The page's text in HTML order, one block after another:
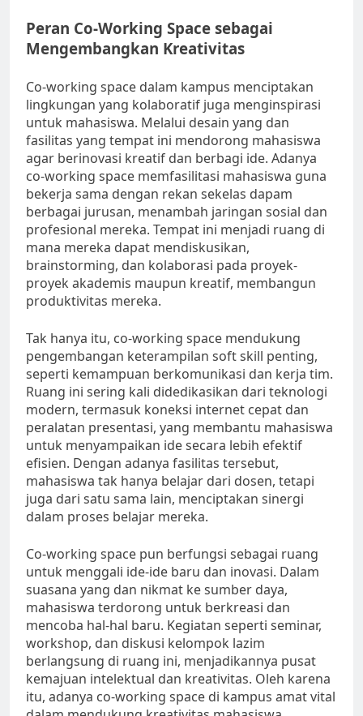
Peran Co-Working Space sebagai
Mengembangkan Kreativitas
Co-working space dalam kampus menciptakan
lingkungan yang kolaboratif juga menginspirasi
untuk mahasiswa. Melalui desain yang dan
fasilitas yang tempat ini mendorong mahasiswa
agar berinovasi kreatif dan berbagi ide. Adanya
co-working space memfasilitasi mahasiswa guna
bekerja sama dengan rekan sekelas dapam
berbagai jurusan, menambah jaringan sosial dan
profesional mereka. Tempat ini menjadi ruang di
mana mereka dapat mendiskusikan,
brainstorming, dan kolaborasi pada proyek-
proyek akademis maupun kreatif, membangun
produktivitas mereka.
Tak hanya itu, co-working space mendukung
pengembangan keterampilan soft skill penting,
seperti kemampuan berkomunikasi dan kerja tim.
Ruang ini sering kali didedikasikan dari teknologi
modern, termasuk koneksi internet cepat dan
peralatan presentasi, yang membantu mahasiswa
untuk menyampaikan ide secara lebih efektif
efisien. Dengan adanya fasilitas tersebut,
mahasiswa tak hanya belajar dari dosen, tetapi
juga dari satu sama lain, menciptakan sinergi
dalam proses belajar mereka.
Co-working space pun berfungsi sebagai ruang
untuk menggali ide-ide baru dan inovasi. Dalam
suasana yang dan nikmat ke sumber daya,
mahasiswa terdorong untuk berkreasi dan
mencoba hal-hal baru. Kegiatan seperti seminar,
workshop, dan diskusi kelompok lazim
berlangsung di ruang ini, menjadikannya pusat
kemajuan intelektual dan kreativitas. Oleh karena
itu, adanya co-working space di kampus amat vital